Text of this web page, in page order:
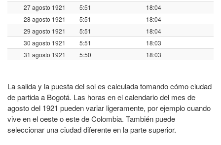
27 agosto 1921
5:51
18:04
28 agosto 1921
5:51
18:04
29 agosto 1921
5:51
18:04
30 agosto 1921
5:51
18:03
31 agosto 1921
5:50 18:03
La salida y la puesta del sol es calculada tomando cómo ciudad
de partida a Bogotá. Las horas en el calendario del mes de
agosto del 1921 pueden variar ligeramente, por ejemplo cuando
vive en el oeste o este de Colombia. También puede
seleccionar una ciudad diferente en la parte superior.